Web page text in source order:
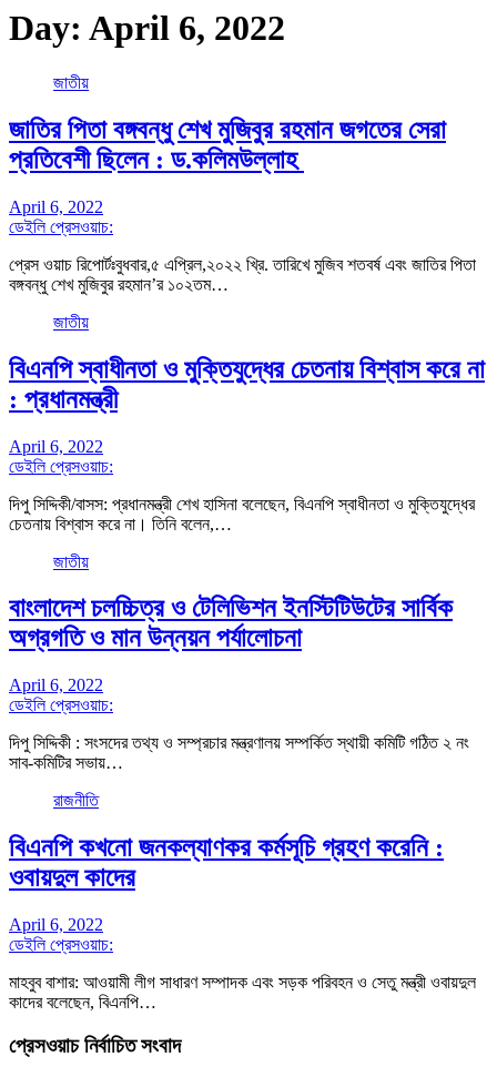
Day: April 6, 2022
জাতীয়
জাতির পিতা বঙ্গবন্ধু শেখ মুজিবুর রহমান জগতের সেরা
প্রতিবেশী ছিলেন : ড.কলিমউল্লাহ
April 6, 2022
ডেইলি প্রেসওয়াচ:
প্রেস ওয়াচ রিপোর্টঃবুধবার,৫ এপ্রিল,২০২২ খ্রি. তারিখে মুজিব শতবর্ষ এবং জাতির পিতা
বঙ্গবন্ধু শেখ মুজিবুর রহমান’র ১০২তম…
জাতীয়
বিএনপি স্বাধীনতা ও মুক্তিযুদ্ধের চেতনায় বিশ্বাস করে না
: প্রধানমন্ত্রী
April 6, 2022
ডেইলি প্রেসওয়াচ:
দিপু সিদ্দিকী/বাসস: প্রধানমন্ত্রী শেখ হাসিনা বলেছেন, বিএনপি স্বাধীনতা ও মুক্তিযুদ্ধের
চেতনায় বিশ্বাস করে না। তিনি বলেন,…
জাতীয়
বাংলাদেশ চলচ্চিত্র ও টেলিভিশন ইনস্টিটিউটের সার্বিক
অগ্রগতি ও মান উন্নয়ন পর্যালোচনা
April 6, 2022
ডেইলি প্রেসওয়াচ:
দিপু সিদ্দিকী : সংসদের তথ্য ও সম্প্রচার মন্ত্রণালয় সম্পর্কিত স্থায়ী কমিটি গঠিত ২ নং
সাব-কমিটির সভায়…
রাজনীতি
বিএনপি কখনো জনকল্যাণকর কর্মসূচি গ্রহণ করেনি :
ওবায়দুল কাদের
April 6, 2022
ডেইলি প্রেসওয়াচ:
মাহবুব বাশার: আওয়ামী লীগ সাধারণ সম্পাদক এবং সড়ক পরিবহন ও সেতু মন্ত্রী ওবায়দুল
কাদের বলেছেন, বিএনপি…
প্রেসওয়াচ নির্বাচিত সংবাদ